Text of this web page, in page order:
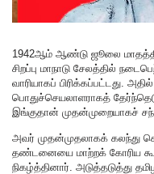
1942ஆம் ஆண்டு ஜூலை
சிறப்பு மாநாடு சேலத்தில்
வாரியாகப் பிரிக்கப்பட்டது.
பொதுச்செயலாளராகத்
இங்குதான் முதன்முறையாகச்
அவர் முதன்முதலாகக் கலந்து
தண்டனையை மாற்றக் கோரிய
நிகழ்த்தினார். அடுத்தடுத்து